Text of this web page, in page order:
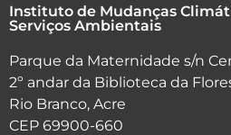
Instituto de Mudanças
Serviços Ambientais
Parque da Maternidade s/n
2º andar da Biblioteca da
Rio Branco, Acre
CEP 69900-660